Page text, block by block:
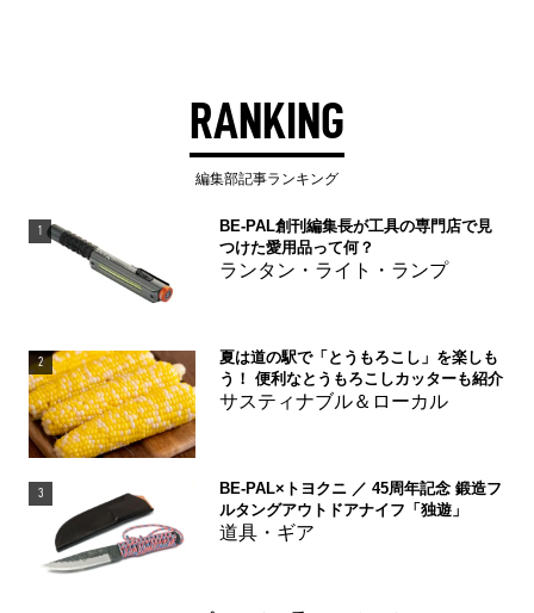
RANKING
編集部記事ランキング
1
BE-PAL創刊編集長が工具の専門店で見
つけた愛用品って何？
ランタン・ライト・ランプ
2
夏は道の駅で「とうもろこし」を楽しも
う！ 便利なとうもろこしカッターも紹介
サスティナブル＆ローカル
3
BE-PAL×トヨクニ ／ 45周年記念 鍛造フ
ルタングアウトドアナイフ「独遊」
道具・ギア